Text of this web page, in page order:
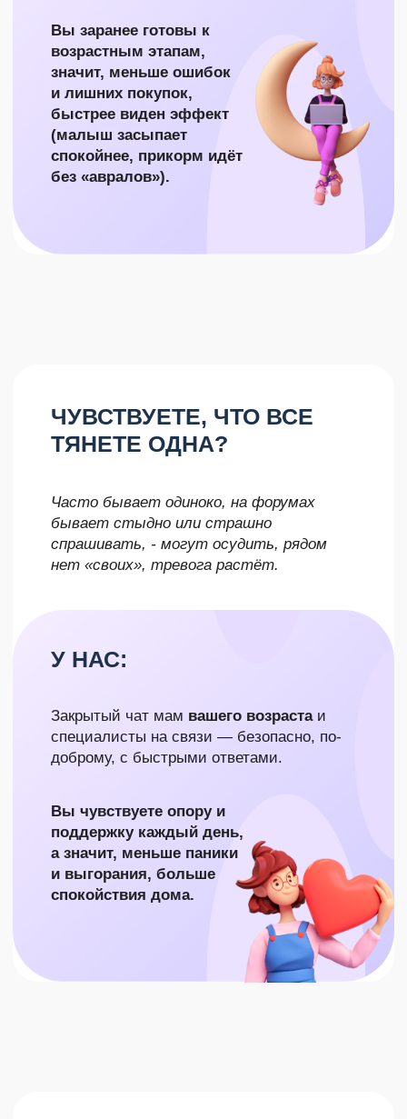
Точечные курсы и пошаговые алгоритмы
«сделай сейчас» + консультации и центр
решений по проблемам любого возраста.
Быстро возвращаете
контроль, у вас меньше
бессонных ночей и
улучшения.
У НАС:
КОТОРОЙ ЕСТЬ ВСЁ, ЧТОБЫ
РЕШАТЬ ВОЗНИКАЮЩИЕ
ПРОБЛЕМЫ И ЧУВСТВОВАТЬ
КАЖДЫЙ МЕСЯЦ ВЫ ПОЛУЧАЕТЕ: